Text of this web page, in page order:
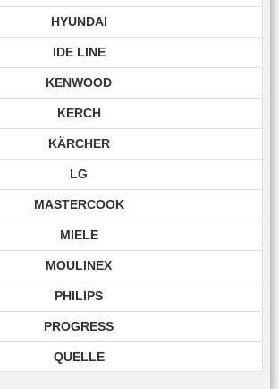
HYUNDAI
IDE LINE
KENWOOD
KERCH
KÄRCHER
LG
MASTERCOOK
MIELE
MOULINEX
PHILIPS
PROGRESS
QUELLE